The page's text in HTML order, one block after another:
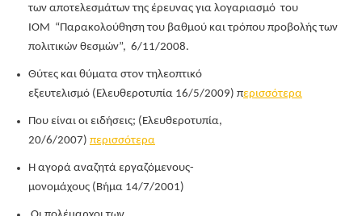
των αποτελεσμάτων της έρευνας για λογαριασμό του
ΙΟΜ “Παρακολούθηση του βαθμού και τρόπου προβολής των
πολιτικών θεσμών”, 6/11/2008.
Θύτες και θύματα στον τηλεοπτικό
εξευτελισμό (Ελευθεροτυπία 16/5/2009) περισσότερα
Που είναι οι ειδήσεις; (Ελευθεροτυπία,
20/6/2007) περισσότερα
Η αγορά αναζητά εργαζόμενους-
μονομάχους (Βήμα 14/7/2001)